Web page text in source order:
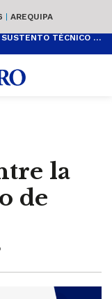
| AREQUIPA
AUMENTO DEL SUELDO MÍNIMO CARECE DE SUSTENTO TÉCNICO Y ES POPULISTA
la
de